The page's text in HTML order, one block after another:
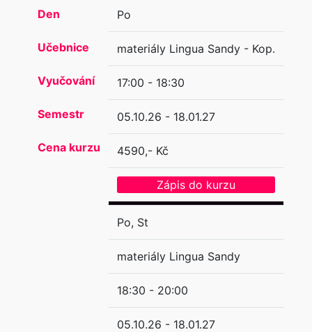
Den
Učebnice
Vyučování
Semestr
Cena kurzu
Po
materiály Lingua Sandy - Kop.
17:00 - 18:30
05.10.26 - 18.01.27
4590,- Kč
Zápis do kurzu
Po, St
materiály Lingua Sandy
18:30 - 20:00
05.10.26 - 18.01.27